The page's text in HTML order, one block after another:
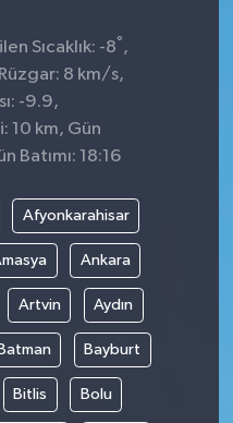
Sıcaklık: -8° ,
8 km/s,
-9.9,
10 km, Gün
Batımı: 18:16
Afyonkarahisar
Ankara
Artvin Aydın
Batman Bayburt
Bitlis Bolu